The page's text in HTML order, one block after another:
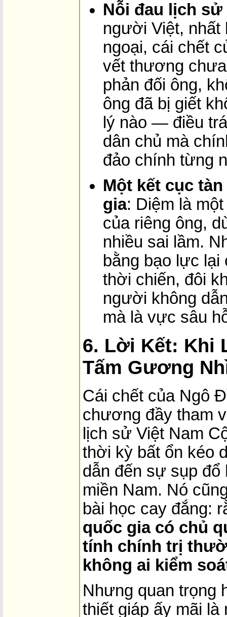
Nỗi đau lịch
người Việt, nhất
ngoại, cái chết
vết thương
phản đối ông,
ông đã bị giết
lý nào — điều
dân chủ mà
đảo chính từng
Một kết cục
gia: Diệm là
của riêng ông,
nhiều sai lầm.
bằng bạo lực lại
thời chiến, đôi
người không
mà là vực sâu
6. Lời Kết: Khi
Tấm Gương
Cái chết của Ngô
chương đầy tham
lịch sử Việt Nam
thời kỳ bất ổn kéo
dẫn đến sự sụp đổ
miền Nam. Nó
bài học cay đắng:
quốc gia có chủ
tính chính trị
không ai kiểm
Nhưng quan trọng
thiết giáp ấy mãi